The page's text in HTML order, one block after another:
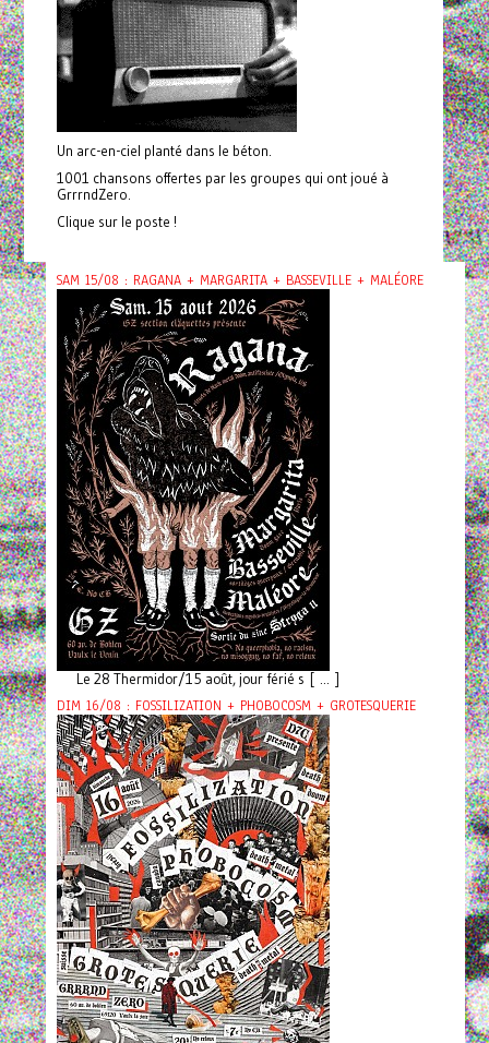
Un arc-en-ciel planté dans le béton.
1001 chansons offertes par les groupes qui ont joué à
GrrrndZero.
Clique sur le poste !
SAM 15/08 : RAGANA + MARGARITA + BASSEVILLE + MALÉORE
Le 28 Thermidor/15 août, jour férié s [ ... ]
DIM 16/08 : FOSSILIZATION + PHOBOCOSM + GROTESQUERIE